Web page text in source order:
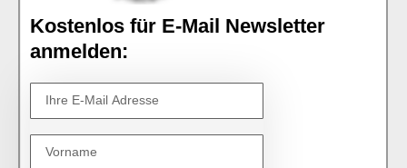
Kostenlos für E-Mail Newsletter
anmelden: